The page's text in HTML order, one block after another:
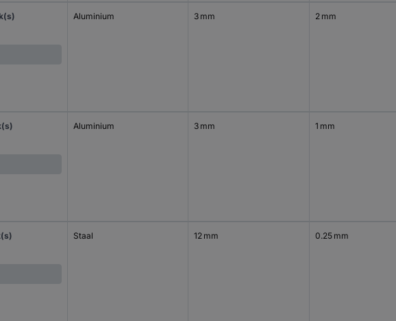
Aluminium 3 mm 2 mm
Aluminium 3 mm 1 mm
Staal 12 mm 0.25 mm